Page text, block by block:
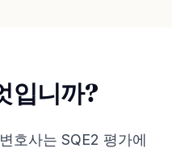
입니까?
호사는 SQE2 평가에